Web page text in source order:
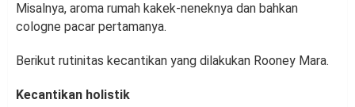
Misalnya, aroma rumah kakek-neneknya dan bahkan
cologne pacar pertamanya.
Berikut rutinitas kecantikan yang dilakukan Rooney Mara.
Kecantikan holistik